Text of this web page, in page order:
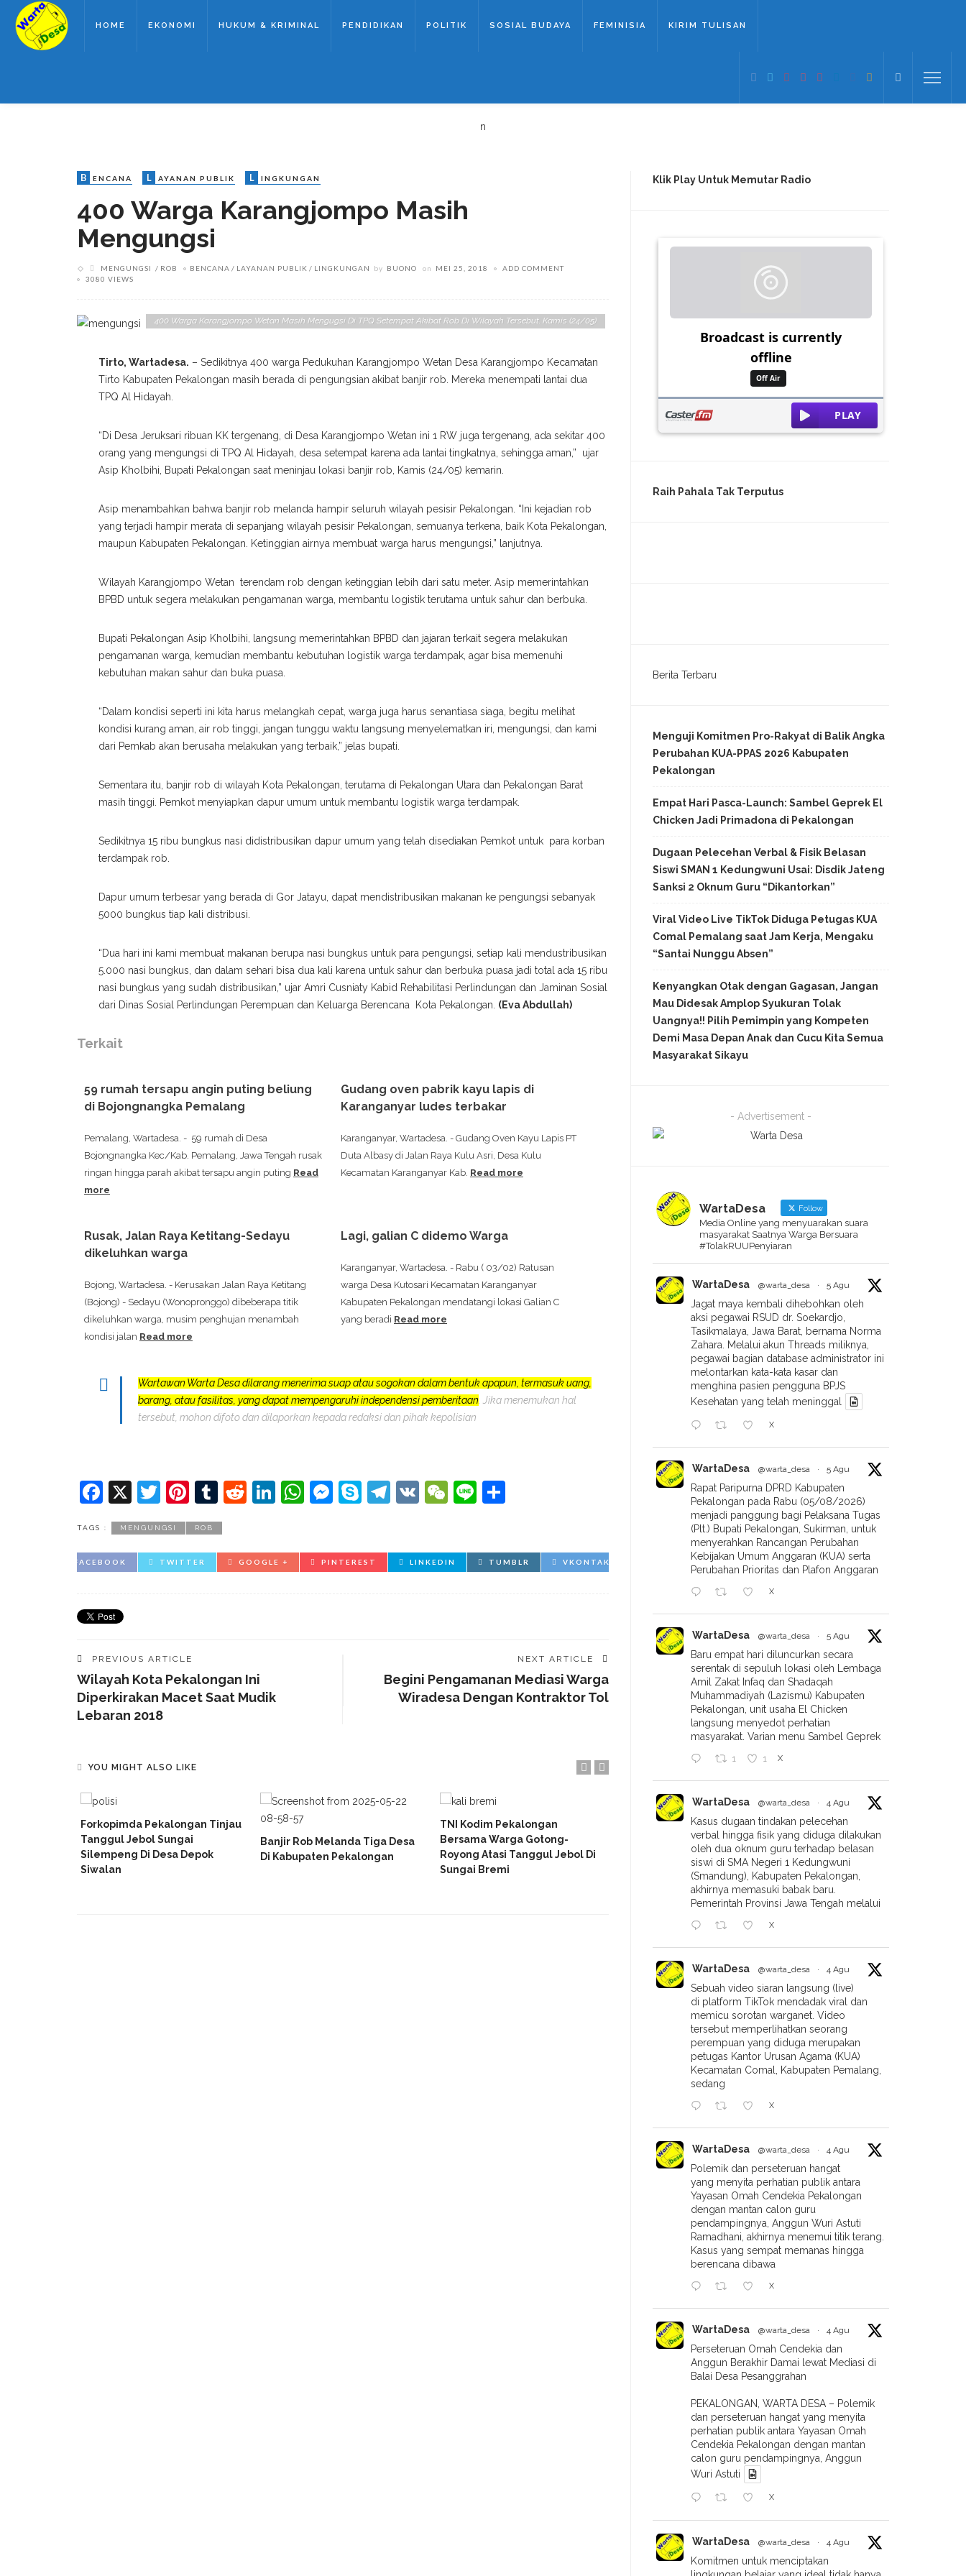
HOME EKONOMI HUKUM & KRIMINAL PENDIDIKAN POLITIK SOSIAL BUDAYA FEMINISIA KIRIM TULISAN
n
B ENCANA L AYANAN PUBLIK L INGKUNGAN
400 Warga Karangjompo Masih
Mengungsi
MENGUNGSI ROB BENCANA LAYANAN PUBLIK LINGKUNGAN by BUONO on MEI 25, 2018
ADD COMMENT
3080 VIEWS
400 Warga Karangjompo Wetan Masih Mengugsi Di TPQ Setempat Akibat Rob Di Wilayah Tersebut. Kamis (24/05)
Tirto, Wartadesa. – Sedikitnya 400 warga Pedukuhan Karangjompo Wetan Desa Karangjompo Kecamatan
Tirto Kabupaten Pekalongan masih berada di pengungsian akibat banjir rob. Mereka menempati lantai dua
TPQ Al Hidayah.
“Di Desa Jeruksari ribuan KK tergenang, di Desa Karangjompo Wetan ini 1 RW juga tergenang, ada sekitar 400
orang yang mengungsi di TPQ Al Hidayah, desa setempat karena ada lantai tingkatnya, sehingga aman,” ujar
Asip Kholbihi, Bupati Pekalongan saat meninjau lokasi banjir rob, Kamis (24/05) kemarin.
Asip menambahkan bahwa banjir rob melanda hampir seluruh wilayah pesisir Pekalongan. “Ini kejadian rob
yang terjadi hampir merata di sepanjang wilayah pesisir Pekalongan, semuanya terkena, baik Kota Pekalongan,
maupun Kabupaten Pekalongan. Ketinggian airnya membuat warga harus mengungsi,” lanjutnya.
Wilayah Karangjompo Wetan terendam rob dengan ketinggian lebih dari satu meter. Asip memerintahkan
BPBD untuk segera melakukan pengamanan warga, membantu logistik terutama untuk sahur dan berbuka.
Bupati Pekalongan Asip Kholbihi, langsung memerintahkan BPBD dan jajaran terkait segera melakukan
pengamanan warga, kemudian membantu kebutuhan logistik warga terdampak, agar bisa memenuhi
kebutuhan makan sahur dan buka puasa.
“Dalam kondisi seperti ini kita harus melangkah cepat, warga juga harus senantiasa siaga, begitu melihat
kondisi kurang aman, air rob tinggi, jangan tunggu waktu langsung menyelematkan iri, mengungsi, dan kami
dari Pemkab akan berusaha melakukan yang terbaik,” jelas bupati.
Sementara itu, banjir rob di wilayah Kota Pekalongan, terutama di Pekalongan Utara dan Pekalongan Barat
masih tinggi. Pemkot menyiapkan dapur umum untuk membantu logistik warga terdampak.
Sedikitnya 15 ribu bungkus nasi didistribusikan dapur umum yang telah disediakan Pemkot untuk para korban
terdampak rob.
Dapur umum terbesar yang berada di Gor Jatayu, dapat mendistribusikan makanan ke pengungsi sebanyak
5000 bungkus tiap kali distribusi.
“Dua hari ini kami membuat makanan berupa nasi bungkus untuk para pengungsi, setiap kali mendustribusikan
5.000 nasi bungkus, dan dalam sehari bisa dua kali karena untuk sahur dan berbuka puasa jadi total ada 15 ribu
nasi bungkus yang sudah distribusikan,” ujar Amri Cusniaty Kabid Rehabilitasi Perlindungan dan Jaminan Sosial
dari Dinas Sosial Perlindungan Perempuan dan Keluarga Berencana Kota Pekalongan. (Eva Abdullah)
Terkait
59 rumah tersapu angin puting beliung
di Bojongnangka Pemalang
Pemalang, Wartadesa. - 59 rumah di Desa
Bojongnangka Kec/Kab. Pemalang, Jawa Tengah rusak
ringan hingga parah akibat tersapu angin puting Read
more
Gudang oven pabrik kayu lapis di
Karanganyar ludes terbakar
Karanganyar, Wartadesa. - Gudang Oven Kayu Lapis PT
Duta Albasy di Jalan Raya Kulu Asri, Desa Kulu
Kecamatan Karanganyar Kab. Read more
Rusak, Jalan Raya Ketitang-Sedayu
dikeluhkan warga
Bojong, Wartadesa. - Kerusakan Jalan Raya Ketitang
(Bojong) - Sedayu (Wonopronggo) dibeberapa titik
dikeluhkan warga, musim penghujan menambah
kondisi jalan Read more
Lagi, galian C didemo Warga
Karanganyar, Wartadesa. - Rabu ( 03/02) Ratusan
warga Desa Kutosari Kecamatan Karanganyar
Kabupaten Pekalongan mendatangi lokasi Galian C
yang beradi Read more
Wartawan Warta Desa dilarang menerima suap atau sogokan dalam bentuk apapun, termasuk uang,
barang, atau fasilitas, yang dapat mempengaruhi independensi pemberitaan. Jika menemukan hal
tersebut, mohon difoto dan dilaporkan kepada redaksi dan pihak kepolisian
Facebook
X Twitter
Pinterest
Tumblr
Reddit
LinkedIn
WhatsApp
Messenger
Skype
Telegram
VK WeChat
Line
TAGS : MENGUNGSI ROB
FACEBOOK TWITTER GOOGLE + PINTEREST LINKEDIN TUMBLR VKONTAKTE
PREVIOUS ARTICLE
Wilayah Kota Pekalongan Ini
Diperkirakan Macet Saat Mudik
Lebaran 2018
NEXT ARTICLE
Begini Pengamanan Mediasi Warga
Wiradesa Dengan Kontraktor Tol
YOU MIGHT ALSO LIKE
Forkopimda Pekalongan Tinjau
Tanggul Jebol Sungai
Silempeng Di Desa Depok
Siwalan
Banjir Rob Melanda Tiga Desa
Di Kabupaten Pekalongan
TNI Kodim Pekalongan
Bersama Warga Gotong-
Royong Atasi Tanggul Jebol Di
Sungai Bremi
Peringati Milad Muhammadiyah
Ke-112, Lazismu Kabupaten
Pekalongan Serahkan Bantuan
Relokasi Dua Rumah Korban
Banjir Rob Di Wonokerto
Rob Pekalongan, Warga Masih
Mengungsi
Klik Play Untuk Memutar Radio
Raih Pahala Tak Terputus
Berita Terbaru
Menguji Komitmen Pro-Rakyat di Balik Angka
Perubahan KUA-PPAS 2026 Kabupaten
Pekalongan
Empat Hari Pasca-Launch: Sambel Geprek El
Chicken Jadi Primadona di Pekalongan
Dugaan Pelecehan Verbal & Fisik Belasan
Siswi SMAN 1 Kedungwuni Usai: Disdik Jateng
Sanksi 2 Oknum Guru “Dikantorkan”
Viral Video Live TikTok Diduga Petugas KUA
Comal Pemalang saat Jam Kerja, Mengaku
“Santai Nunggu Absen”
Kenyangkan Otak dengan Gagasan, Jangan
Mau Didesak Amplop Syukuran Tolak
Uangnya!! Pilih Pemimpin yang Kompeten
Demi Masa Depan Anak dan Cucu Kita Semua
Masyarakat Sikayu
- Advertisement -
WartaDesa Follow
Media Online yang menyuarakan suara
masyarakat Saatnya Warga Bersuara
#TolakRUUPenyiaran
WartaDesa @warta_desa · 5 Agu
Jagat maya kembali dihebohkan oleh
aksi pegawai RSUD dr. Soekardjo,
Tasikmalaya, Jawa Barat, bernama Norma
Zahara. Melalui akun Threads miliknya,
pegawai bagian database administrator ini
melontarkan kata-kata kasar dan
menghina pasien pengguna BPJS
Kesehatan yang telah meninggal
X
WartaDesa @warta_desa · 5 Agu
Rapat Paripurna DPRD Kabupaten
Pekalongan pada Rabu (05/08/2026)
menjadi panggung bagi Pelaksana Tugas
(Plt.) Bupati Pekalongan, Sukirman, untuk
menyerahkan Rancangan Perubahan
Kebijakan Umum Anggaran (KUA) serta
Perubahan Prioritas dan Plafon Anggaran
X
WartaDesa @warta_desa · 5 Agu
Baru empat hari diluncurkan secara
serentak di sepuluh lokasi oleh Lembaga
Amil Zakat Infaq dan Shadaqah
Muhammadiyah (Lazismu) Kabupaten
Pekalongan, unit usaha El Chicken
langsung menyedot perhatian
masyarakat. Varian menu Sambel Geprek
1 1 X
WartaDesa @warta_desa · 4 Agu
Kasus dugaan tindakan pelecehan
verbal hingga fisik yang diduga dilakukan
oleh dua oknum guru terhadap belasan
siswi di SMA Negeri 1 Kedungwuni
(Smandung), Kabupaten Pekalongan,
akhirnya memasuki babak baru.
Pemerintah Provinsi Jawa Tengah melalui
X
WartaDesa @warta_desa · 4 Agu
Sebuah video siaran langsung (live)
di platform TikTok mendadak viral dan
memicu sorotan warganet. Video
tersebut memperlihatkan seorang
perempuan yang diduga merupakan
petugas Kantor Urusan Agama (KUA)
Kecamatan Comal, Kabupaten Pemalang,
sedang
X
WartaDesa @warta_desa · 4 Agu
Polemik dan perseteruan hangat
yang menyita perhatian publik antara
Yayasan Omah Cendekia Pekalongan
dengan mantan calon guru
pendampingnya, Anggun Wuri Astuti
Ramadhani, akhirnya menemui titik terang.
Kasus yang sempat memanas hingga
berencana dibawa
X
WartaDesa @warta_desa · 4 Agu
Perseteruan Omah Cendekia dan
Anggun Berakhir Damai lewat Mediasi di
Balai Desa Pesanggrahan
PEKALONGAN, WARTA DESA – Polemik
dan perseteruan hangat yang menyita
perhatian publik antara Yayasan Omah
Cendekia Pekalongan dengan mantan
calon guru pendampingnya, Anggun
Wuri Astuti
X
WartaDesa @warta_desa · 4 Agu
Komitmen untuk menciptakan